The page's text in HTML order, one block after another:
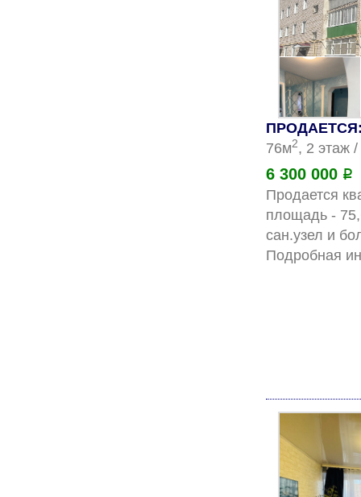
ПРОДАЕТСЯ:
76м2, 2 этаж
6 300 000 Р
Продается
площадь -
сан.узел и